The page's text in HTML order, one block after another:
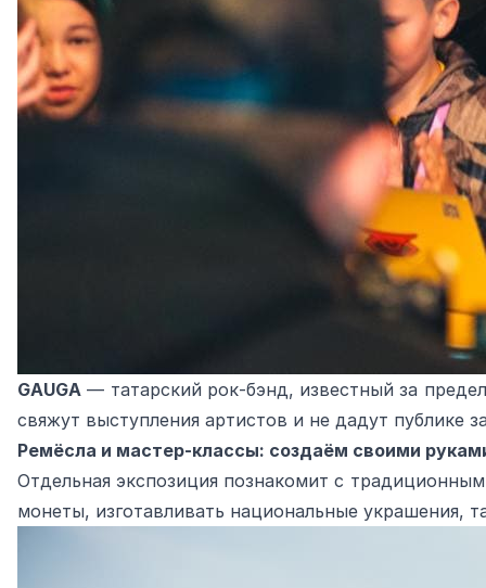
GAUGA — татарский рок‑бэнд, известный за
свяжут выступления артистов и не дадут публике
Ремёсла и мастер‑классы: создаём своими
Отдельная экспозиция познакомит с
монеты, изготавливать национальные украшения,